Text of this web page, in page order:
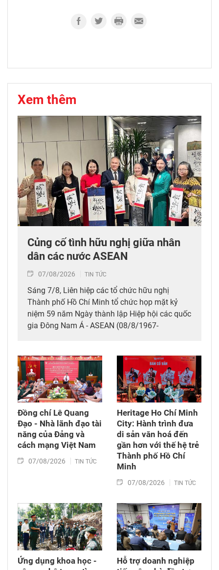
Xem thêm
Củng cố tình hữu nghị giữa nhân
dân các nước ASEAN
07/08/2026 TIN TỨC
Sáng 7/8, Liên hiệp các tổ chức hữu nghị
Thành phố Hồ Chí Minh tổ chức họp mặt kỷ
niệm 59 năm Ngày thành lập Hiệp hội các quốc
gia Đông Nam Á - ASEAN (08/8/1967-
Đồng chí Lê Quang
Đạo - Nhà lãnh đạo tài
năng của Đảng và
cách mạng Việt Nam​
07/08/2026 TIN TỨC
Heritage Ho Chí Minh
City: Hành trình đưa
di sản văn hoá đến
gần hơn với thế hệ trẻ
Thành phố Hồ Chí
Minh
07/08/2026 TIN TỨC
Ứng dụng khoa học -
Hỗ trợ doanh nghiệp